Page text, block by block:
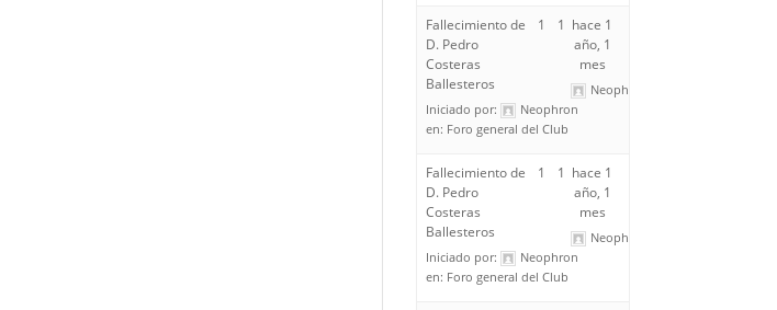
Fallecimiento de
D. Pedro
Costeras
Ballesteros
Iniciado por:
Neophron
en: Foro general del Club
1 1 hace 1
año, 1
mes
Neophron
Fallecimiento de
D. Pedro
Costeras
Ballesteros
Iniciado por:
Neophron
en: Foro general del Club
1 1 hace 1
año, 1
mes
Neophron